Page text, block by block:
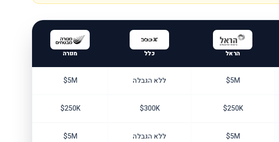
הראל כלל מנורה
5M$ ללא הגבלה 5M$
250K$
300K$
250K$
5M$ ללא הגבלה 5M$